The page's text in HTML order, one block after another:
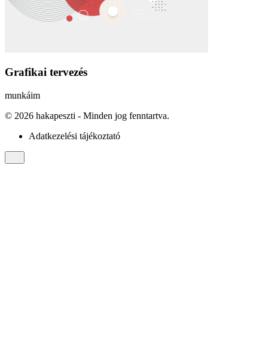
Grafikai tervezés
munkáim
© 2026 hakapeszti - Minden jog fenntartva.
Adatkezelési tájékoztató